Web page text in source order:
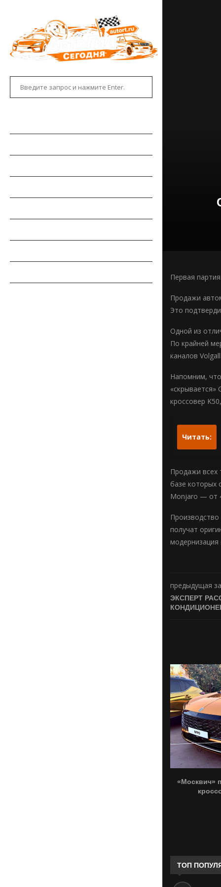
Первая
Продажи
Это
Одной из
По крайней
каналов
Напомним,
кроссовер
Читать:
Продажи всех
базе которых
Monjaro — от
получат
модернизация
предыдущая
ЭКСПЕРТ
«Москвич»
ТОП